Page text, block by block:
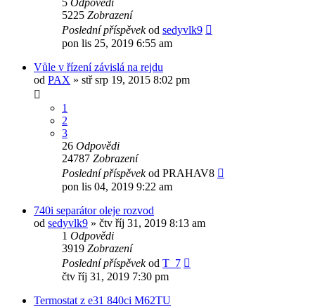
5225 Zobrazení
Poslední příspěvekod sedyvlk9
pon lis 25, 2019 6:55 am
Vůle v řízení závislá na rejdu
od PAX » stř srp 19, 2015 8:02 pm
1
2
3
26 Odpovědi
24787 Zobrazení
Poslední příspěvekod PRAHAV8
pon lis 04, 2019 9:22 am
740i separátor oleje rozvod
od sedyvlk9 » čtv říj 31, 2019 8:13 am
1 Odpovědi
3919 Zobrazení
Poslední příspěvekod T_7
čtv říj 31, 2019 7:30 pm
Termostat z e31 840ci M62TU